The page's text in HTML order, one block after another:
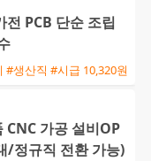
PCB 단순 조립
#생산직 #시급 10,320원
CNC 가공 설비OP
/정규직 전환 가능)